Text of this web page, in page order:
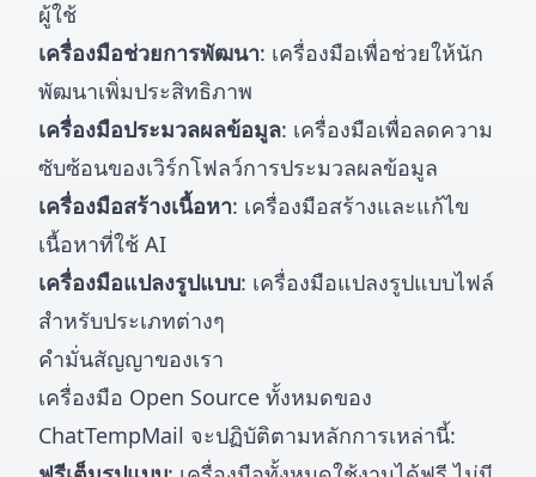
ผู้ใช้
เครื่องมือช่วยการพัฒนา: เครื่องมือเพื่อช่วยให้นัก
พัฒนาเพิ่มประสิทธิภาพ
เครื่องมือประมวลผลข้อมูล: เครื่องมือเพื่อลดความ
ซับซ้อนของเวิร์กโฟลว์การประมวลผลข้อมูล
เครื่องมือสร้างเนื้อหา: เครื่องมือสร้างและแก้ไข
เนื้อหาที่ใช้ AI
เครื่องมือแปลงรูปแบบ: เครื่องมือแปลงรูปแบบไฟล์
สำหรับประเภทต่างๆ
คำมั่นสัญญาของเรา
เครื่องมือ Open Source ทั้งหมดของ
ChatTempMail จะปฏิบัติตามหลักการเหล่านี้: